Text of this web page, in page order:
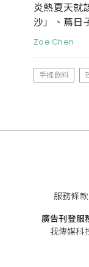
炎熱夏天就
沙」、蔦日
下
Zoe Chen
手搖飲料
服務條款
廣告刊登服
我傳媒科